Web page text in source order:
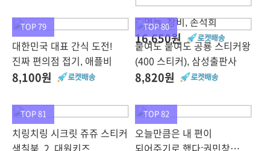
장면들, 창비, 손석희
16,650원
TOP 79
대한민국 대표 간식 도전!
진짜 편의점 접기, 애플비
8,100원
TOP 80
붙여도 붙여도 공룡 스티커왕
(400 스티커), 삼성출판사
8,820원
TOP 81
치링치링 시크릿 쥬쥬 스티커
색칠북. 2, 대원키즈
TOP 82
오늘만큼은 내 편이
되어주기로 했다:권민창